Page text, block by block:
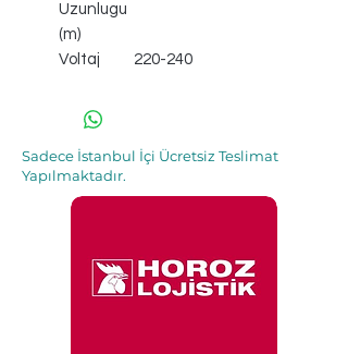
Uzunlugu
(m)
Voltaj 220-240
Sadece İstanbul İçi Ücretsiz Teslimat
Yapılmaktadır.